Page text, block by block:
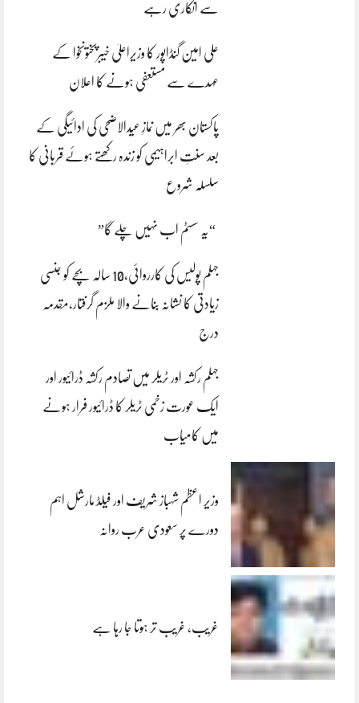
سے انکاری رہے
علی امین گنڈاپور کا وزیراعلیٰ خیبرپختونخوا کے
عہدے سے مستعفی ہونے کا اعلان
پاکستان بھر میں نمازِ عیدالاضحی کی ادائیگی کے
بعد سنتِ ابراہیمی کو زندہ رکھتے ہوئے قربانی کا
سلسلہ شروع
“یہ سسٹم اب نہیں چلے گا”
جہلم پولیس کی کارروائی،10 سالہ بچے کو جنسی
زیادتی کا نشانہ بنانے والا ملزم گرفتار،مقدمہ
درج
جہلم رکشہ اور ٹریلر میں تصادم رکشہ ڈرائیور اور
ایک عورت زخمی ٹریلر کا ڈرائیور فرار ہونے
میں کامیاب
وزیر اعظم شہباز شریف اور فیلڈ مارشل اہم
دورے پر سعودی عرب روانہ
غریب، غریب تر ہوتا جا رہا ہے